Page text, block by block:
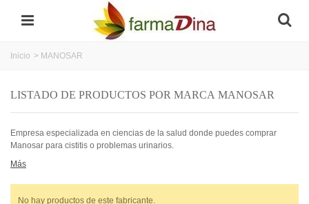
Inicio > MANOSAR
LISTADO DE PRODUCTOS POR MARCA MANOSAR
Empresa especializada en ciencias de la salud donde puedes comprar
Manosar para cistitis o problemas urinarios.
Más
No hay productos de este fabricante.